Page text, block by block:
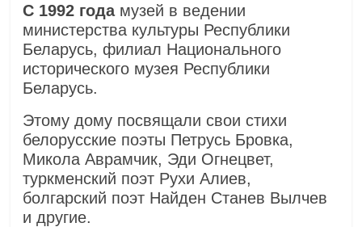
С 1992 годамузей в ведении
министерства культуры Республики
Беларусь, филиал Национального
исторического музея Республики
Беларусь.
Этому дому посвящали свои стихи
белорусские поэты Петрусь Бровка,
Микола Аврамчик, Эди Огнецвет,
туркменский поэт Рухи Алиев,
болгарский поэт Найден Станев Вылчев
и другие.